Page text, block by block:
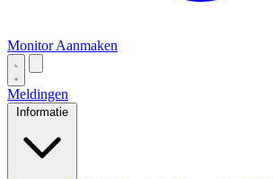
Monitor Aanmaken
Meldingen
Informatie